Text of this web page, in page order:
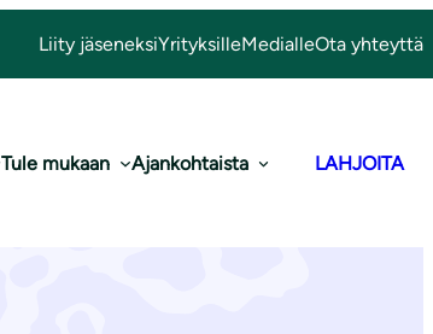
Liity jäseneksiYrityksilleMedialleOta yhteyttä
Tule mukaan Ajankohtaista LAHJOITA